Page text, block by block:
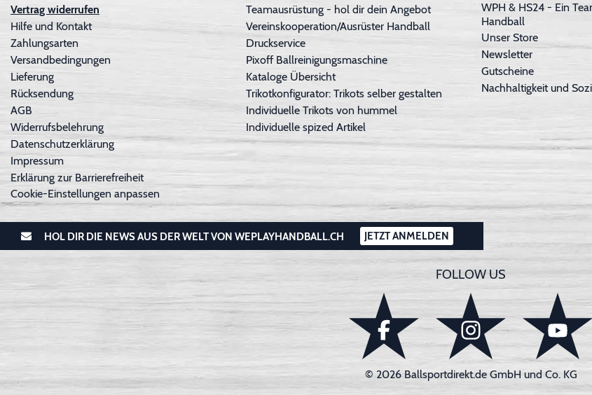
Vertrag widerrufen
Hilfe und Kontakt
Zahlungsarten
Versandbedingungen
Lieferung
Rücksendung
AGB
Widerrufsbelehrung
Datenschutzerklärung
Impressum
Erklärung zur Barrierefreiheit
Cookie-Einstellungen anpassen
Teamausrüstung - hol dir dein Angebot
Vereinskooperation/Ausrüster Handball
Druckservice
Pixoff Ballreinigungsmaschine
Kataloge Übersicht
Trikotkonfigurator: Trikots selber gestalten
Individuelle Trikots von hummel
Individuelle spized Artikel
WPH & HS24 - Ein
Handball
Unser Store
Newsletter
Gutscheine
Nachhaltigkeit und
HOL DIR DIE NEWS AUS DER WELT VON WEPLAYHANDBALL.CH JETZT ANMELDEN
FOLLOW US
© 2026 Ballsportdirekt.de GmbH und Co. KG